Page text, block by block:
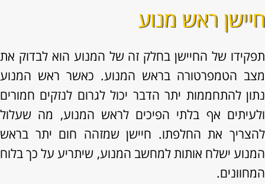
חיישן ראש מנוע
תפקידו של החיישן בחלק זה של המנוע הוא לבדוק את
מצב הטמפרטורה בראש המנוע. כאשר ראש המנוע
נתון להתחממות יתר הדבר יכול לגרום לנזקים חמורים
ולעיתים אף בלתי הפיכים לראש המנוע, מה שעלול
להצריך את החלפתו. חיישן שמזהה חום יתר בראש
המנוע ישלח אותות למחשב המנוע, שיתריע על כך בלוח
המחוונים.